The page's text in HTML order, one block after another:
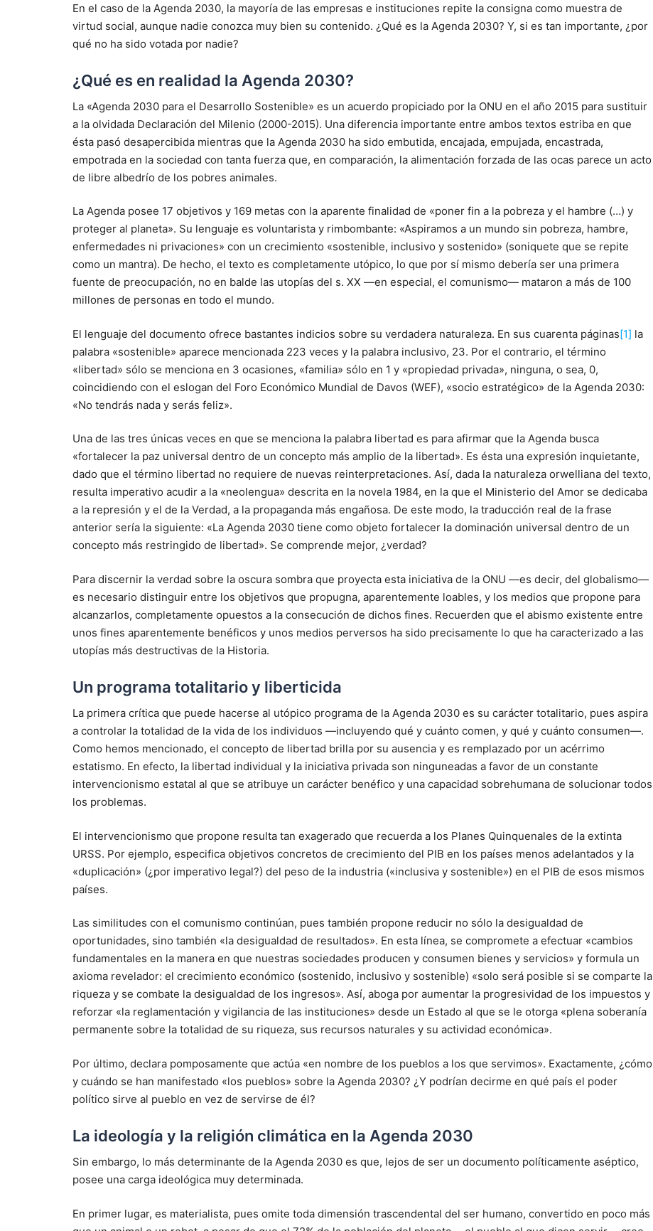
En el caso de la Agenda 2030, la mayoría de las empresas e instituciones repite la consigna como muestra de
virtud social, aunque nadie conozca muy bien su contenido. ¿Qué es la Agenda 2030? Y, si es tan importante, ¿por
qué no ha sido votada por nadie?
¿Qué es en realidad la Agenda 2030?
La «Agenda 2030 para el Desarrollo Sostenible» es un acuerdo propiciado por la ONU en el año 2015 para sustituir
a la olvidada Declaración del Milenio (2000-2015). Una diferencia importante entre ambos textos estriba en que
ésta pasó desapercibida mientras que la Agenda 2030 ha sido embutida, encajada, empujada, encastrada,
empotrada en la sociedad con tanta fuerza que, en comparación, la alimentación forzada de las ocas parece un acto
de libre albedrío de los pobres animales.
La Agenda posee 17 objetivos y 169 metas con la aparente finalidad de «poner fin a la pobreza y el hambre (…) y
proteger al planeta». Su lenguaje es voluntarista y rimbombante: «Aspiramos a un mundo sin pobreza, hambre,
enfermedades ni privaciones» con un crecimiento «sostenible, inclusivo y sostenido» (soniquete que se repite
como un mantra). De hecho, el texto es completamente utópico, lo que por sí mismo debería ser una primera
fuente de preocupación, no en balde las utopías del s. XX ―en especial, el comunismo― mataron a más de 100
millones de personas en todo el mundo.
El lenguaje del documento ofrece bastantes indicios sobre su verdadera naturaleza. En sus cuarenta páginas[1] la
palabra «sostenible» aparece mencionada 223 veces y la palabra inclusivo, 23. Por el contrario, el término
«libertad» sólo se menciona en 3 ocasiones, «familia» sólo en 1 y «propiedad privada», ninguna, o sea, 0,
coincidiendo con el eslogan del Foro Económico Mundial de Davos (WEF), «socio estratégico» de la Agenda 2030:
«No tendrás nada y serás feliz».
Una de las tres únicas veces en que se menciona la palabra libertad es para afirmar que la Agenda busca
«fortalecer la paz universal dentro de un concepto más amplio de la libertad». Es ésta una expresión inquietante,
dado que el término libertad no requiere de nuevas reinterpretaciones. Así, dada la naturaleza orwelliana del texto,
resulta imperativo acudir a la «neolengua» descrita en la novela 1984, en la que el Ministerio del Amor se dedicaba
a la represión y el de la Verdad, a la propaganda más engañosa. De este modo, la traducción real de la frase
anterior sería la siguiente: «La Agenda 2030 tiene como objeto fortalecer la dominación universal dentro de un
concepto más restringido de libertad». Se comprende mejor, ¿verdad?
Para discernir la verdad sobre la oscura sombra que proyecta esta iniciativa de la ONU ―es decir, del globalismo―
es necesario distinguir entre los objetivos que propugna, aparentemente loables, y los medios que propone para
alcanzarlos, completamente opuestos a la consecución de dichos fines. Recuerden que el abismo existente entre
unos fines aparentemente benéficos y unos medios perversos ha sido precisamente lo que ha caracterizado a las
utopías más destructivas de la Historia.
Un programa totalitario y liberticida
La primera crítica que puede hacerse al utópico programa de la Agenda 2030 es su carácter totalitario, pues aspira
a controlar la totalidad de la vida de los individuos ―incluyendo qué y cuánto comen, y qué y cuánto consumen―.
Como hemos mencionado, el concepto de libertad brilla por su ausencia y es remplazado por un acérrimo
estatismo. En efecto, la libertad individual y la iniciativa privada son ninguneadas a favor de un constante
intervencionismo estatal al que se atribuye un carácter benéfico y una capacidad sobrehumana de solucionar todos
los problemas.
El intervencionismo que propone resulta tan exagerado que recuerda a los Planes Quinquenales de la extinta
URSS. Por ejemplo, especifica objetivos concretos de crecimiento del PIB en los países menos adelantados y la
«duplicación» (¿por imperativo legal?) del peso de la industria («inclusiva y sostenible») en el PIB de esos mismos
países.
Las similitudes con el comunismo continúan, pues también propone reducir no sólo la desigualdad de
oportunidades, sino también «la desigualdad de resultados». En esta línea, se compromete a efectuar «cambios
fundamentales en la manera en que nuestras sociedades producen y consumen bienes y servicios» y formula un
axioma revelador: el crecimiento económico (sostenido, inclusivo y sostenible) «solo será posible si se comparte la
riqueza y se combate la desigualdad de los ingresos». Así, aboga por aumentar la progresividad de los impuestos y
reforzar «la reglamentación y vigilancia de las instituciones» desde un Estado al que se le otorga «plena soberanía
permanente sobre la totalidad de su riqueza, sus recursos naturales y su actividad económica».
Por último, declara pomposamente que actúa «en nombre de los pueblos a los que servimos». Exactamente, ¿cómo
y cuándo se han manifestado «los pueblos» sobre la Agenda 2030? ¿Y podrían decirme en qué país el poder
político sirve al pueblo en vez de servirse de él?
La ideología y la religión climática en la Agenda 2030
Sin embargo, lo más determinante de la Agenda 2030 es que, lejos de ser un documento políticamente aséptico,
posee una carga ideológica muy determinada.
En primer lugar, es materialista, pues omite toda dimensión trascendental del ser humano, convertido en poco más